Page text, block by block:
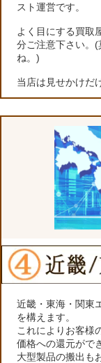
スト運営です。
よく目にする買取
分ご注意下さい。
ね。)
当店は見せかけだ
近畿・東海・関東
を構えます。
これによりお客様
価格への還元がで
大型製品の搬出も